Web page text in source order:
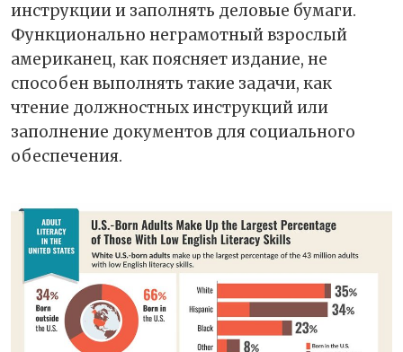
инструкции и заполнять деловые бумаги.
Функционально неграмотный взрослый
американец, как поясняет издание, не
способен выполнять такие задачи, как
чтение должностных инструкций или
заполнение документов для социального
обеспечения.